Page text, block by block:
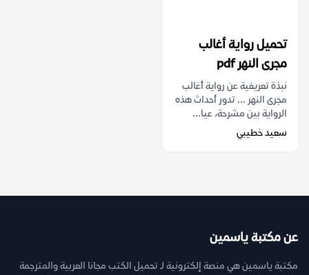
تحميل رواية أغالب
مجرى النهر pdf
نبذة تعريفية عن رواية أغالب
مجرى النهر ... تدور أحداث هذه
الرواية بين مشرحة، عيا...
سعيد خطيبي
عن مكتبة ياسمين
مكتبة ياسمين هي منصة إلكترونية لـ تحميل الكتب مجانا العربية والمترجمة